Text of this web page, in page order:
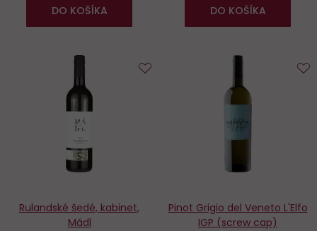
DO KOŠÍKA DO KOŠÍKA
Rulandské šedé, kabinet,
Mádl
Pinot Grigio del Veneto L'Elfo
IGP (screw cap)